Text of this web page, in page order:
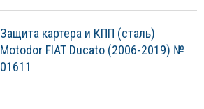
Защита картера и КПП (сталь)
Motodor FIAT Ducato (2006-2019) №
01611